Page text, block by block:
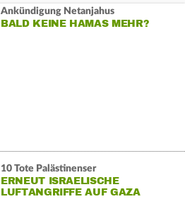
Ankündigung Netanjahus
BALD KEINE HAMAS MEHR?
10 Tote Palästinenser
ERNEUT ISRAELISCHE
LUFTANGRIFFE AUF GAZA